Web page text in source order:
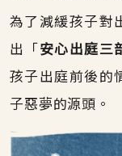
為了減緩孩子對
出「安心出庭三
孩子出庭前後的
子惡夢的源頭。